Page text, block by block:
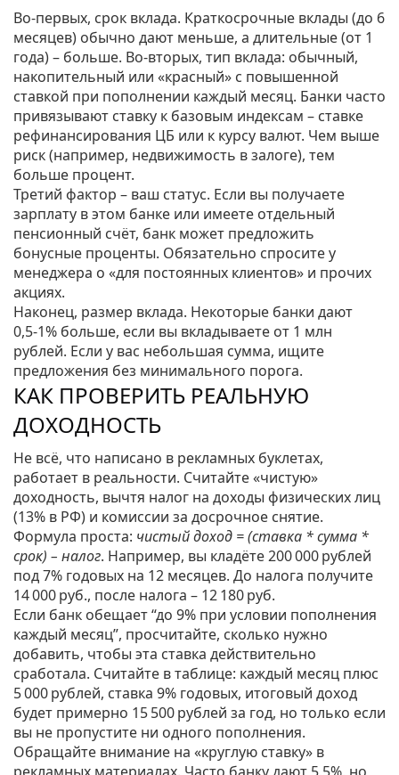
Во‑первых, срок вклада. Краткосрочные вклады (до 6
месяцев) обычно дают меньше, а длительные (от 1
года) – больше. Во‑вторых, тип вклада: обычный,
накопительный или «красный» с повышенной
ставкой при пополнении каждый месяц. Банки часто
привязывают ставку к базовым индексам – ставке
рефинансирования ЦБ или к курсу валют. Чем выше
риск (например, недвижимость в залоге), тем
больше процент.
Третий фактор – ваш статус. Если вы получаете
зарплату в этом банке или имеете отдельный
пенсионный счёт, банк может предложить
бонусные проценты. Обязательно спросите у
менеджера о «для постоянных клиентов» и прочих
акциях.
Наконец, размер вклада. Некоторые банки дают
0,5‑1% больше, если вы вкладываете от 1 млн
рублей. Если у вас небольшая сумма, ищите
предложения без минимального порога.
КАК ПРОВЕРИТЬ РЕАЛЬНУЮ
ДОХОДНОСТЬ
Не всё, что написано в рекламных буклетах,
работает в реальности. Считайте «чистую»
доходность, вычтя налог на доходы физических лиц
(13% в РФ) и комиссии за досрочное снятие.
Формула проста: чистый доход = (ставка * сумма *
срок) – налог. Например, вы кладёте 200 000 рублей
под 7% годовых на 12 месяцев. До налога получите
14 000 руб., после налога – 12 180 руб.
Если банк обещает “до 9% при условии пополнения
каждый месяц”, просчитайте, сколько нужно
добавить, чтобы эта ставка действительно
сработала. Считайте в таблице: каждый месяц плюс
5 000 рублей, ставка 9% годовых, итоговый доход
будет примерно 15 500 рублей за год, но только если
вы не пропустите ни одного пополнения.
Обращайте внимание на «круглую ставку» в